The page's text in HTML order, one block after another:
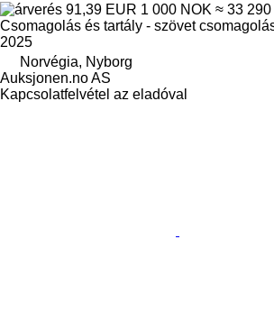
91,39 EUR 1 000 NOK ≈ 33 290
Csomagolás és tartály - szövet
2025
Norvégia, Nyborg
Auksjonen.no AS
Kapcsolatfelvétel az eladóval